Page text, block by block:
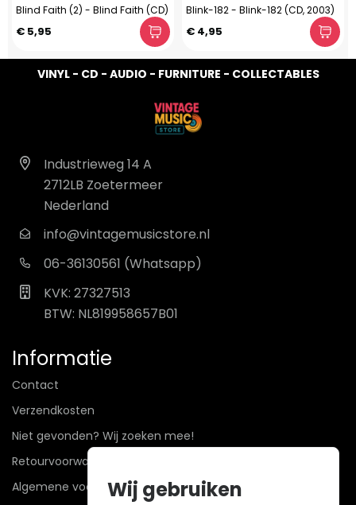
Blind Faith (2) - Blind Faith (CD)
€ 5,95
Blink-182 - Blink-182 (CD, 2003)
€ 4,95
VINYL - CD - AUDIO - FURNITURE - COLLECTABLES
Industrieweg 14 A
2712LB Zoetermeer
Nederland
info@vintagemusicstore.nl
06-36130561 (Whatsapp)
KVK: 27327513
BTW: NL819958657B01
Informatie
Contact
Verzendkosten
Niet gevonden? Wij zoeken mee!
Retourvoorwaarden
Algemene voorwaardenWij gebruiken